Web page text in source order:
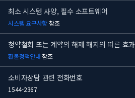
최소 시스템 사양, 필수 소프트웨어
시스템 요구사항참조
청약철회 또는 계약의 해제 해지의 따른 효과
환불정책안내참조
소비자상담 관련 전화번호
1544-2367